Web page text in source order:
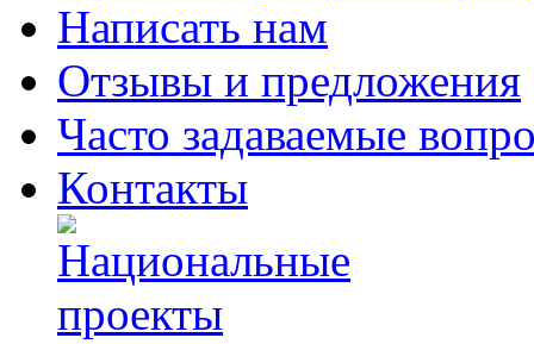
Написать нам
Отзывы и предложения
Часто задаваемые
Контакты